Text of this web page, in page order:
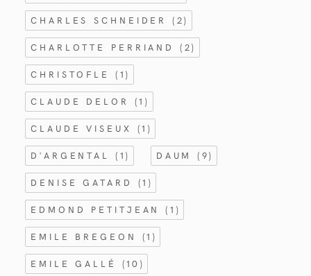
CHARLES SCHNEIDER(2)
CHARLOTTE PERRIAND(2)
CHRISTOFLE (1)
CLAUDE DELOR (1)
CLAUDE VISEUX (1)
D'ARGENTAL (1) DAUM(9)
DENISE GATARD (1)
EDMOND PETITJEAN(1)
EMILE BREGEON (1)
EMILE GALLÉ (10)